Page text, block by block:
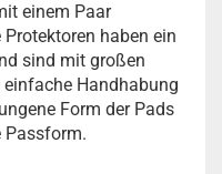
einem Paar
haben ein
sind mit großen
einfache Handhabung
Form der Pads
Passform.